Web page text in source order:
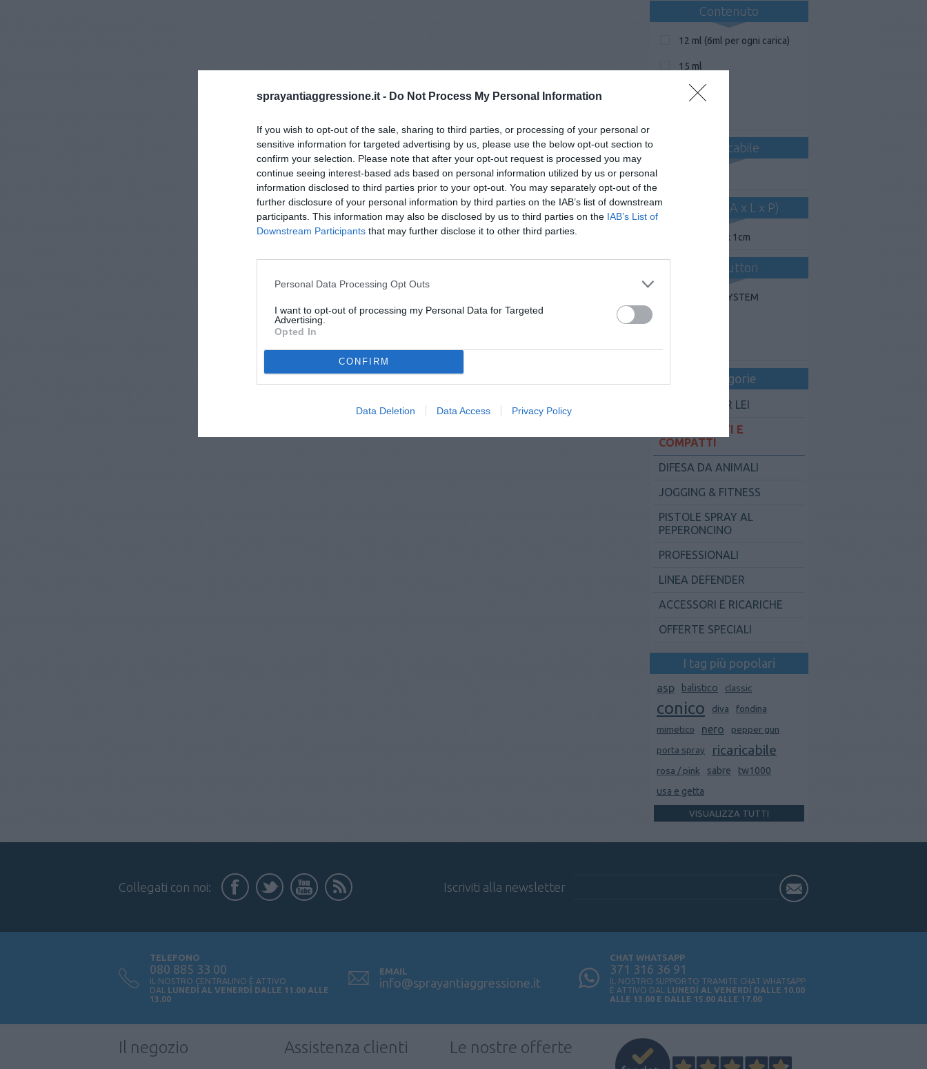
sprayantiaggressione.it - Do Not Process My Personal Information
If you wish to opt-out of the sale, sharing to third parties, or processing of your personal or
sensitive information for targeted advertising by us, please use the below opt-out section to
confirm your selection. Please note that after your opt-out request is processed you may
continue seeing interest-based ads based on personal information utilized by us or personal
information disclosed to third parties prior to your opt-out. You may separately opt-out of the
further disclosure of your personal information by third parties on the IAB’s list of downstream
participants. This information may also be disclosed by us to third parties on the IAB’s List of
Downstream Participants that may further disclose it to other third parties.
Personal Data Processing Opt Outs
I want to opt-out of processing my Personal Data for Targeted
Advertising.
Opted In
CONFIRM
Data Deletion Data Access Privacy Policy
Contenuto
12 ml (6ml per ogni carica)
15 ml
16,2 ml
Ricaricabile
Dimens. (A x L x P)
1cm x 1cm x 1cm
Produttori
DEFENCE SYSTEM
Categorie
LA DIFESA PER LEI
PORTACHIAVI E
COMPATTI
DIFESA DA ANIMALI
JOGGING & FITNESS
PISTOLE SPRAY AL
PEPERONCINO
PROFESSIONALI
LINEA DEFENDER
ACCESSORI E RICARICHE
OFFERTE SPECIALI
I tag più popolari
asp balistico classic
conico diva
fondina
mimetico
nero
pepper gun
porta spray
ricaricabile
rosa / pink sabre
tw1000
usa e getta
VISUALIZZA TUTTI
Collegati con noi: Iscriviti alla newsletter
TELEFONO
080 885 33 00
IL NOSTRO CENTRALINO È ATTIVO
DAL LUNEDÌ AL VENERDÌ DALLE 11.00 ALLE
13.00
EMAIL
info@sprayantiaggressione.it
CHAT WHATSAPP
371 316 36 91
IL NOSTRO SUPPORTO TRAMITE CHAT WHATSAPP
È ATTIVO DAL
LUNEDÌ AL VENERDÌ DALLE 10.00
ALLE 13.00 E DALLE 15.00 ALLE 17.00
Il negozio Assistenza clienti Le nostre offerte